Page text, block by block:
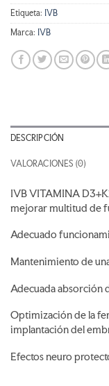
Etiqueta: IVB
Marca: IVB
DESCRIPCIÓN
VALORACIONES (0)
IVB VITAMINA
mejorar multitud de
Adecuado
Mantenimiento de
Adecuada absorción
Optimización de la
implantación del
Efectos neuro